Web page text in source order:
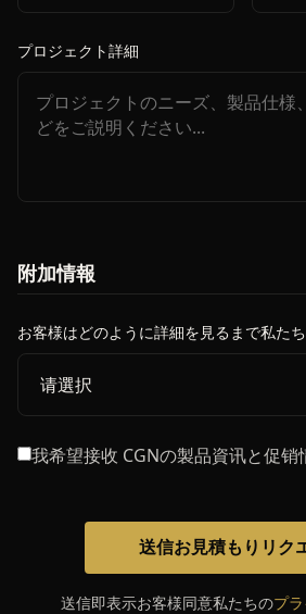
プロジェクト詳細
附加情報
お客様はどのように詳細を見るまで私た
我希望接收 CGNの製品資讯と促销
送信お見積もりリク
送信即表示お客様同意私たちのプ